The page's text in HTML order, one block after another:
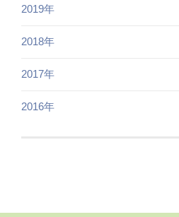
2019年
2018年
2017年
2016年